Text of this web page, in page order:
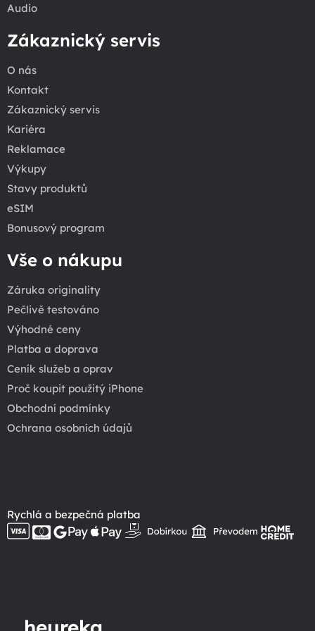
Audio
Zákaznický servis
O nás
Kontakt
Zákaznický servis
Kariéra
Reklamace
Výkupy
Stavy produktů
eSIM
Bonusový program
Vše o nákupu
Záruka originality
Pečlivě testováno
Výhodné ceny
Platba a doprava
Ceník služeb a oprav
Proč koupit použitý iPhone
Obchodní podmínky
Ochrana osobních údajů
Rychlá a bezpečná platba